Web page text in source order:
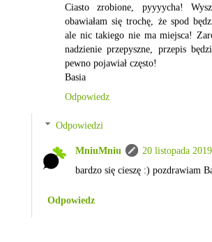
Ciasto zrobione, pyyyycha!
obawiałam się trochę, że spod
ale nic takiego nie ma miejsca!
nadzienie przepyszne, przepis
pewno pojawiał często!
Basia
Odpowiedz
Odpowiedzi
MniuMniu
20 listopada
bardzo się cieszę :) pozdrawiam
Odpowiedz